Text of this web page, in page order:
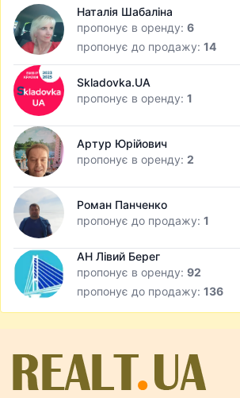
Наталія Шабаліна
пропонує в оренду: 6
пропонує до продажу: 14
Skladovka.UA
пропонує в оренду: 1
Артур Юрійович
пропонує в оренду: 2
Роман Панченко
пропонує до продажу: 1
АН Лівий Берег
пропонує в оренду: 92
пропонує до продажу: 136